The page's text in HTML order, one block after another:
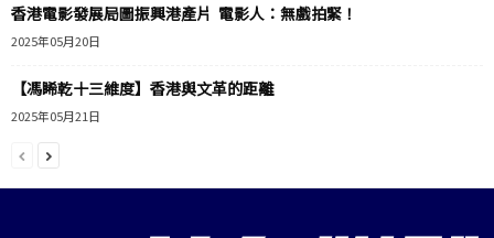
香港電影發展局圖振興港產片 電影人：無戲拍緊！
2025年05月20日
【馮睎乾十三維度】香港與文革的距離
2025年05月21日